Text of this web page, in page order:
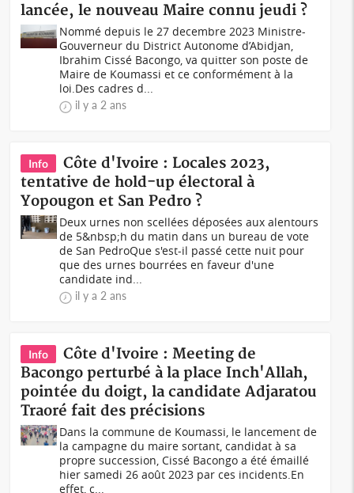
lancée, le nouveau Maire connu jeudi ?
Nommé depuis le 27 decembre 2023 Ministre-
Gouverneur du District Autonome d’Abidjan,
Ibrahim Cissé Bacongo, va quitter son poste de
Maire de Koumassi et ce conformément à la
loi.Des cadres d...
il y a 2 ans
Info
Côte d'Ivoire : Locales 2023,
tentative de hold-up électoral à
Yopougon et San Pedro ?
Deux urnes non scellées déposées aux alentours
de 5&nbsp;h du matin dans un bureau de vote
de San PedroQue s'est-il passé cette nuit pour
que des urnes bourrées en faveur d'une
candidate ind...
il y a 2 ans
Info
Côte d'Ivoire : Meeting de
Bacongo perturbé à la place Inch'Allah,
pointée du doigt, la candidate Adjaratou
Traoré fait des précisions
Dans la commune de Koumassi, le lancement de
la campagne du maire sortant, candidat à sa
propre succession, Cissé Bacongo a été émaillé
hier samedi 26 août 2023 par ces incidents.En
effet, c...